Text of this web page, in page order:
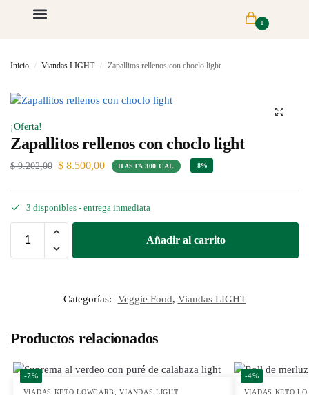
0
Inicio / Viandas LIGHT / Zapallitos rellenos con choclo light
¡Oferta!
Zapallitos rellenos con choclo light
HASTA 300 CAL
$9.202,00 $ 8.500,00 -8%
3 disponibles - entrega inmediata
Añadir al carrito
Categorías: Veggie Food, Viandas LIGHT
Productos relacionados
-7%
VIADAS KETO LOWCARB ,VIANDAS LIGHT
-4%
VIADAS KETO